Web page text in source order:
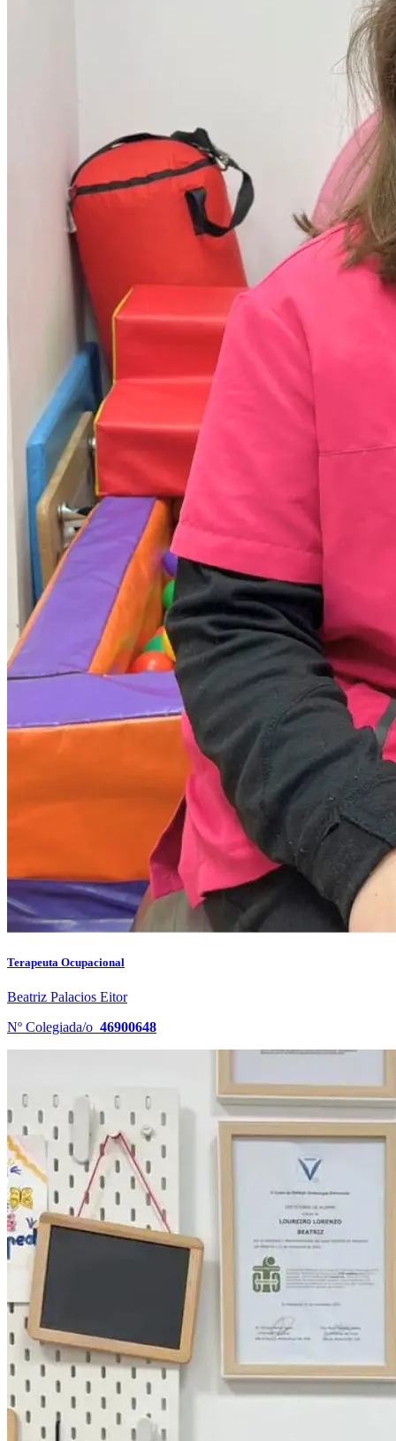
Terapeuta Ocupacional
Beatriz Palacios Eitor
Nº Colegiada/o 46900648